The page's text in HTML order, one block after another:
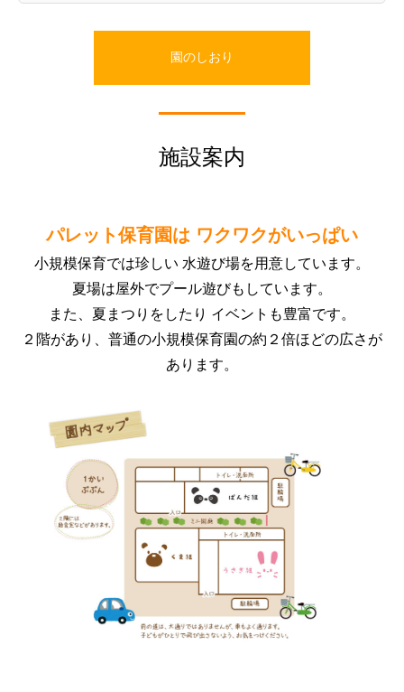
園のしおり
施設案内
パレット保育園は ワクワクがいっぱい
小規模保育では珍しい 水遊び場を用意しています。
夏場は屋外でプール遊びもしています。
また、夏まつりをしたり イベントも豊富です。
２階があり、普通の小規模保育園の約２倍ほどの広さが
あります。